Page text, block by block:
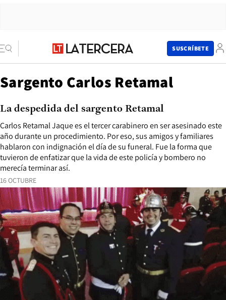
SUSCRÍBETE
Sargento Carlos Retamal
16 OCTUBRE
Carlos Retamal Jaque es el tercer carabinero en ser asesinado este
año durante un procedimiento. Por eso, sus amigos y familiares
hablaron con indignación el día de su funeral. Fue la forma que
tuvieron de enfatizar que la vida de este policía y bombero no
merecía terminar así.
La despedida del sargento Retamal